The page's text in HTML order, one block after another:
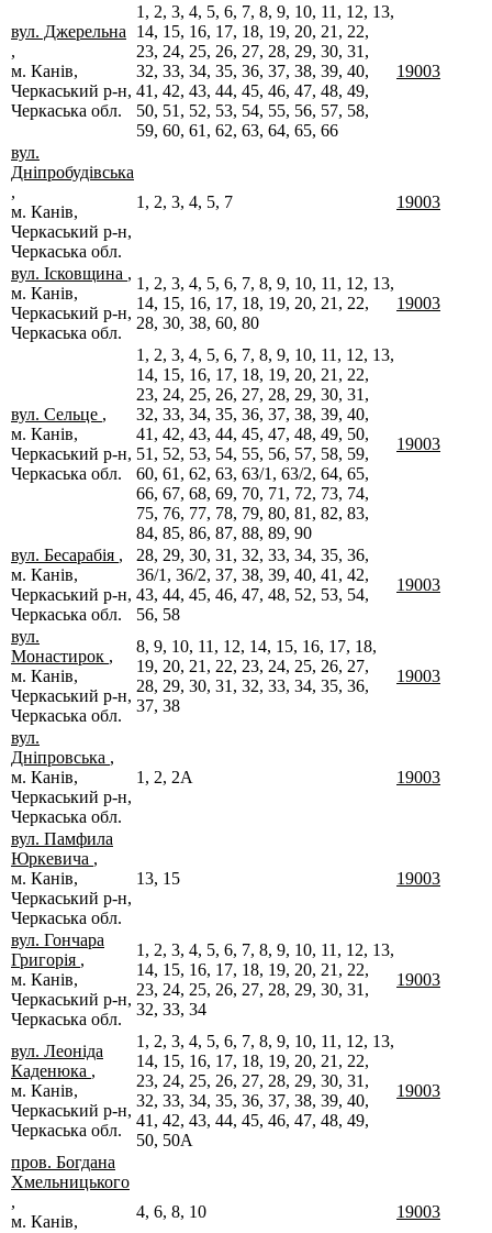
вул. Джерельна
,
м. Канів,
Черкаський р-н,
Черкаська обл.
1, 2, 3, 4, 5, 6, 7, 8, 9, 10, 11, 12, 13,
14, 15, 16, 17, 18, 19, 20, 21, 22,
23, 24, 25, 26, 27, 28, 29, 30, 31,
32, 33, 34, 35, 36, 37, 38, 39, 40,
41, 42, 43, 44, 45, 46, 47, 48, 49,
50, 51, 52, 53, 54, 55, 56, 57, 58,
59, 60, 61, 62, 63, 64, 65, 66
19003
вул.
Дніпробудівська
,
м. Канів,
Черкаський р-н,
Черкаська обл.
1, 2, 3, 4, 5, 7 19003
вул. Ісковщина ,
м. Канів,
Черкаський р-н,
Черкаська обл.
1, 2, 3, 4, 5, 6, 7, 8, 9, 10, 11, 12, 13,
14, 15, 16, 17, 18, 19, 20, 21, 22,
28, 30, 38, 60, 80
19003
вул. Сельце ,
м. Канів,
Черкаський р-н,
Черкаська обл.
1, 2, 3, 4, 5, 6, 7, 8, 9, 10, 11, 12, 13,
14, 15, 16, 17, 18, 19, 20, 21, 22,
23, 24, 25, 26, 27, 28, 29, 30, 31,
32, 33, 34, 35, 36, 37, 38, 39, 40,
41, 42, 43, 44, 45, 47, 48, 49, 50,
51, 52, 53, 54, 55, 56, 57, 58, 59,
60, 61, 62, 63, 63/1, 63/2, 64, 65,
66, 67, 68, 69, 70, 71, 72, 73, 74,
75, 76, 77, 78, 79, 80, 81, 82, 83,
84, 85, 86, 87, 88, 89, 90
19003
вул. Бесарабія ,
м. Канів,
Черкаський р-н,
Черкаська обл.
28, 29, 30, 31, 32, 33, 34, 35, 36,
36/1, 36/2, 37, 38, 39, 40, 41, 42,
43, 44, 45, 46, 47, 48, 52, 53, 54,
56, 58
19003
вул.
Монастирок ,
м. Канів,
Черкаський р-н,
Черкаська обл.
8, 9, 10, 11, 12, 14, 15, 16, 17, 18,
19, 20, 21, 22, 23, 24, 25, 26, 27,
28, 29, 30, 31, 32, 33, 34, 35, 36,
37, 38
19003
вул.
Дніпровська ,
м. Канів,
Черкаський р-н,
Черкаська обл.
1, 2, 2А 19003
вул. Памфила
Юркевича ,
м. Канів,
Черкаський р-н,
Черкаська обл.
13, 15 19003
вул. Гончара
Григорія ,
м. Канів,
Черкаський р-н,
Черкаська обл.
1, 2, 3, 4, 5, 6, 7, 8, 9, 10, 11, 12, 13,
14, 15, 16, 17, 18, 19, 20, 21, 22,
23, 24, 25, 26, 27, 28, 29, 30, 31,
32, 33, 34
19003
вул. Леоніда
Каденюка ,
м. Канів,
Черкаський р-н,
Черкаська обл.
1, 2, 3, 4, 5, 6, 7, 8, 9, 10, 11, 12, 13,
14, 15, 16, 17, 18, 19, 20, 21, 22,
23, 24, 25, 26, 27, 28, 29, 30, 31,
32, 33, 34, 35, 36, 37, 38, 39, 40,
41, 42, 43, 44, 45, 46, 47, 48, 49,
50, 50А
19003
пров. Богдана
Хмельницького
,
м. Канів,
4, 6, 8, 10 19003